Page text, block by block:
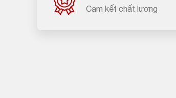
Cam kết chất lượng